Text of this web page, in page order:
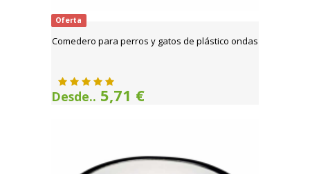
Oferta
Comedero para perros y gatos de plástico ondas
Desde.. 5,71 €